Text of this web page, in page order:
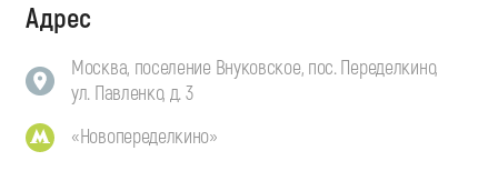
Адрес
Москва, поселение Внуковское, пос. Переделкино,
ул. Павленко, д. 3
«Новопеределкино»